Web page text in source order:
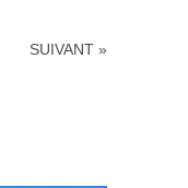
SUIVANT »